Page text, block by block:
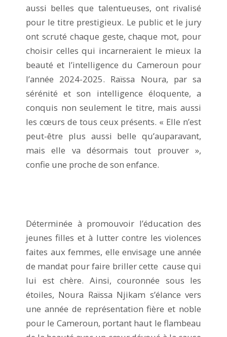
aussi belles que talentueuses, ont rivalisé
pour le titre prestigieux. Le public et le jury
ont scruté chaque geste, chaque mot, pour
choisir celles qui incarneraient le mieux la
beauté et l’intelligence du Cameroun pour
l’année 2024-2025. Raïssa Noura, par sa
sérénité et son intelligence éloquente, a
conquis non seulement le titre, mais aussi
les cœurs de tous ceux présents. « Elle n’est
peut-être plus aussi belle qu’auparavant,
mais elle va désormais tout prouver »,
confie une proche de son enfance.
Déterminée à promouvoir l’éducation des
jeunes filles et à lutter contre les violences
faites aux femmes, elle envisage une année
de mandat pour faire briller cette cause qui
lui est chère. Ainsi, couronnée sous les
étoiles, Noura Raïssa Njikam s’élance vers
une année de représentation fière et noble
pour le Cameroun, portant haut le flambeau